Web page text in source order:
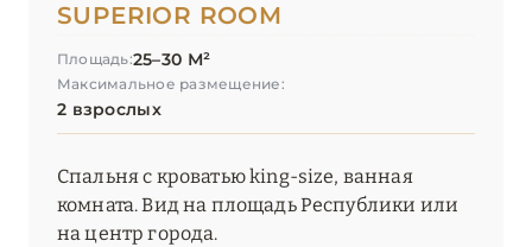
Hotel Savoy Florence
IL Tornabuoni
Palazzo Firenze by Baglioni Hotels & Resorts
Portrait Firenze
Starhotels Michelangelo Firenze
SUPERIOR ROOM
Площадь:25–30 М²
Максимальное размещение:
2 взрослых
Спальня с кроватью king-size, ванная
комната. Вид на площадь Республики или
на центр города.